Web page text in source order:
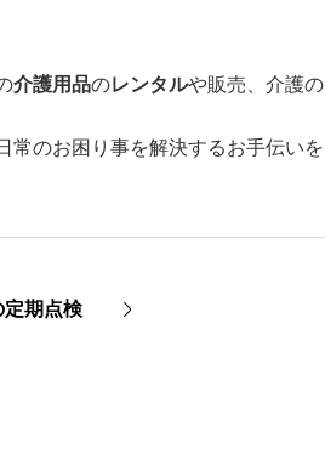
介護用品のレンタルや販売、介護の
常のお困り事を解決するお手伝いを
定期点検